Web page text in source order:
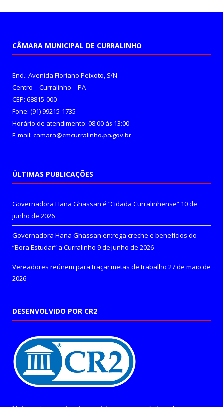
CÂMARA MUNICIPAL DE CURRALINHO
End.: Avenida Floriano Peixoto, S/N
Centro – Curralinho – PA
CEP: 68815-000
Fone: (91) 99215-1735
Horário de atendimento: 08:00 às 13:00
E-mail: camara@cmcurralinho.pa.gov.br
ÚLTIMAS PUBLICAÇÕES
Governadora Hana Ghassan é “Cidadã Curralinhense” 10 de
junho de 2026
Governadora Hana Ghassan entrega creche e benefícios do
“Bora Estudar” a Curralinho 9 de junho de 2026
Vereadores reúnem para traçar metas de trabalho 27 de maio de
2026
DESENVOLVIDO POR CR2